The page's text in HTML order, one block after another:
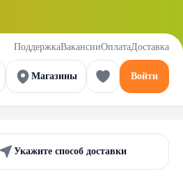
ПоддержкаВакансииОплатаДоставка
Магазины Войти
Укажите способ доставки